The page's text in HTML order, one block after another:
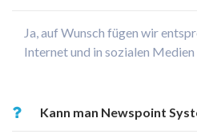
Ja, auf Wunsch fügen wir
Internet und in sozialen Medien
Kann man Newspoint